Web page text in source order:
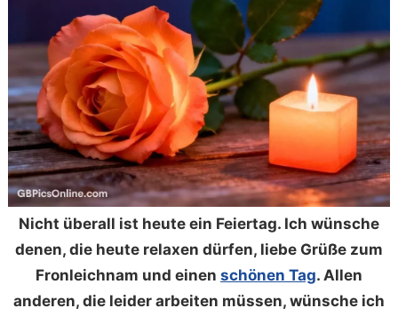
Nicht überall ist heute ein Feiertag. Ich wünsche
denen, die heute relaxen dürfen, liebe Grüße zum
Fronleichnam und einen schönen Tag. Allen
anderen, die leider arbeiten müssen, wünsche ich